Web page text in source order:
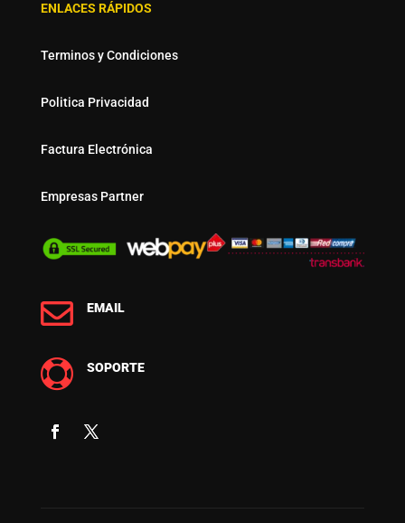
ENLACES RÁPIDOS
Terminos y Condiciones
Politica Privacidad
Factura Electrónica
Empresas Partner
 EMAIL
 SOPORTE